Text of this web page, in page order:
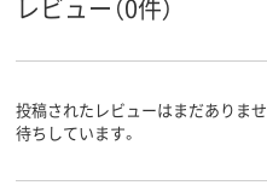
レビュー（0件）
投稿されたレビューはまだありま
待ちしています。